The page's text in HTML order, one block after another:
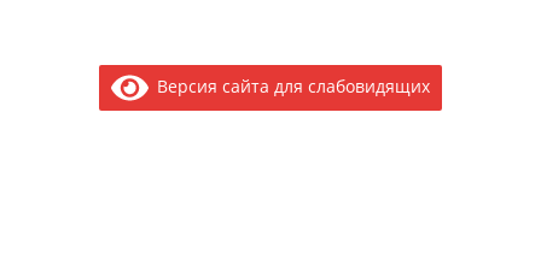
Версия сайта для слабовидящих